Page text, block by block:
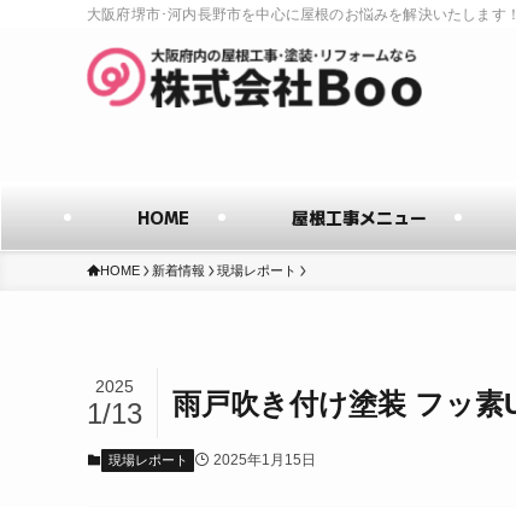
大阪府堺市･河内長野市を中心に屋根のお悩みを解決いたします
HOME 屋根工事メニュー
HOME 新着情報 現場レポート
雨戸吹き付け塗装 フッ素
2025
1/13
現場レポート 2025年1月15日